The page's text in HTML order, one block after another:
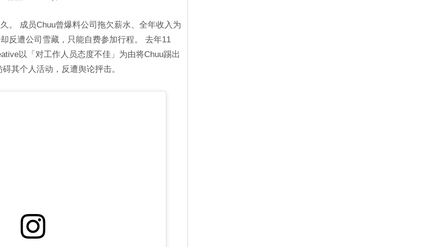
。 成员Chuu曾爆料公司拖欠薪水、全年收入为
反遭公司雪藏，只能自费参加行程。 去年11
以「对工作人员态度不佳」为由将Chuu踢出
其个人活动，反遭舆论抨击。